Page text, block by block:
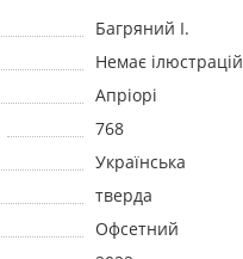
Багряний І.
Немає ілюстрацій
Апріорі
768
Українська
тверда
Офсетний